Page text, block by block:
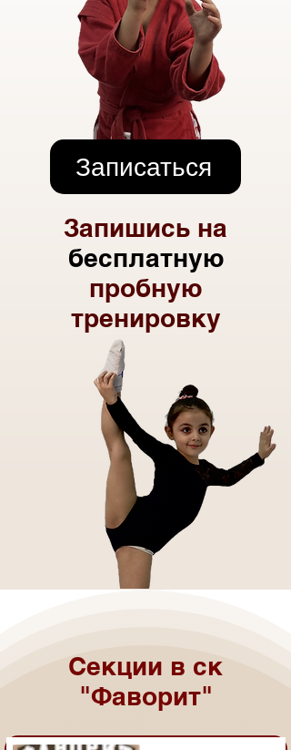
Записаться
Запишись на
бесплатную
пробную
тренировку
Секции в ск
"Фаворит"